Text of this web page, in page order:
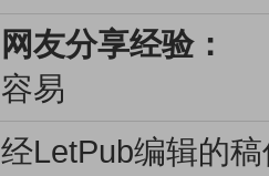
网友分享经验：
容易
经LetPub编辑的